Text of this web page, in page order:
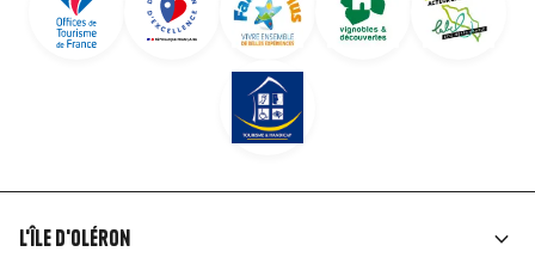
Liens
L'île d'Oléron